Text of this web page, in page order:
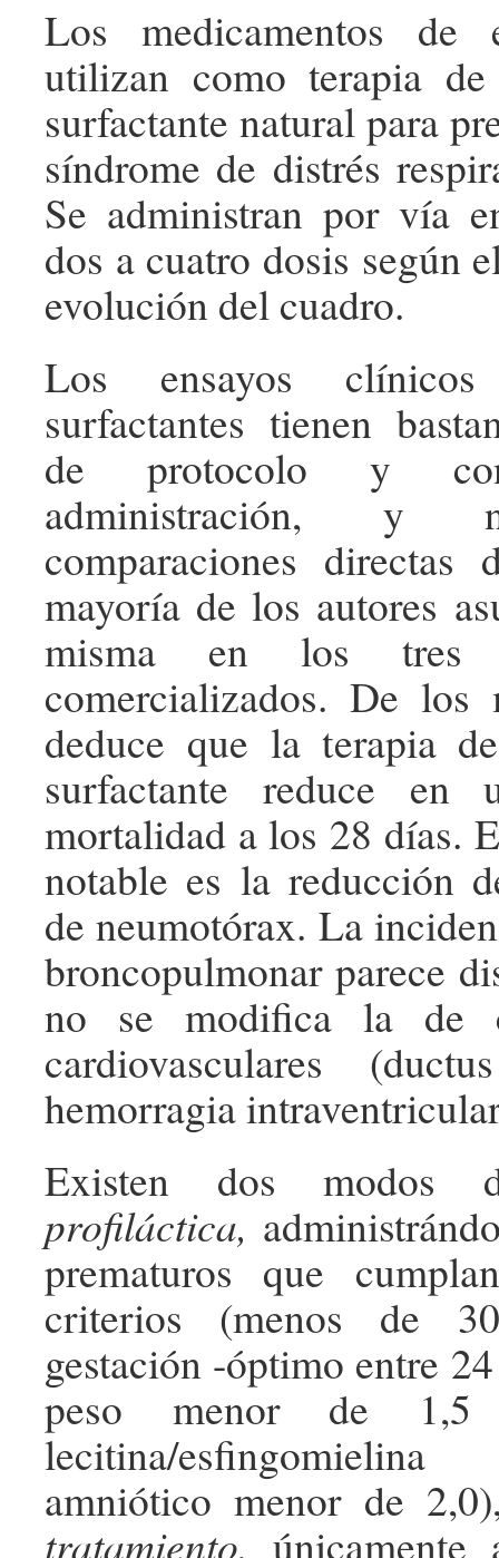
Los medicamentos de
utilizan como terapia
surfactante natural para
síndrome de distrés
Se administran por vía
dos a cuatro dosis según
evolución del cuadro.
Los ensayos
surfactantes tienen
de protocolo y
administración, y
comparaciones directas
mayoría de los autores
misma en los tres
comercializados. De los
deduce que la terapia
surfactante reduce en
mortalidad a los 28 días.
notable es la reducción
de neumotórax. La
broncopulmonar parece
no se modifica la de
cardiovasculares
hemorragia
Existen dos modos
profiláctica,
prematuros que
criterios (menos de
gestación -óptimo entre
peso menor de 1,5
lecitina/
amniótico menor de
tratamiento, únicamente